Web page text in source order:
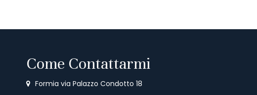
Come Contattarmi
Formia via Palazzo Condotto 18